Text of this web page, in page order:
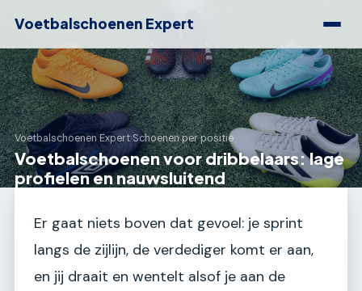
Voetbalschoenen Expert
Voetbalschoenen Expert›Schoenen per positie
Voetbalschoenen voor dribbelaars: lage
profielen en nauwsluitend
Er gaat niets boven dat gevoel: je sprint
langs de zijlijn, de verdediger komt er aan,
en jij draait en wentelt alsof je aan de